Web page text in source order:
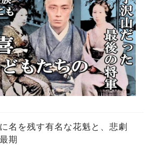
名を残す有名な花魁と、悲劇
期